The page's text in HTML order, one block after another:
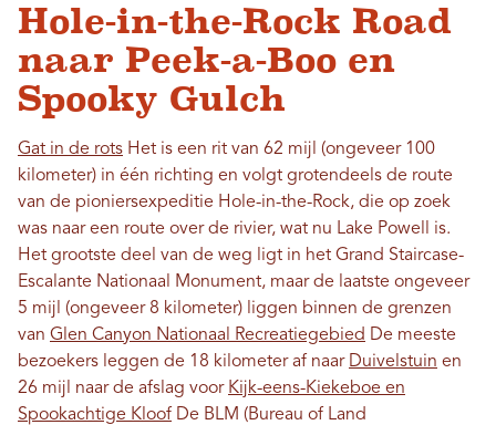
Hole-in-the-Rock Road
naar Peek-a-Boo en
Spooky Gulch
Gat in de rots Het is een rit van 62 mijl (ongeveer 100
kilometer) in één richting en volgt grotendeels de route
van de pioniersexpeditie Hole-in-the-Rock, die op zoek
was naar een route over de rivier, wat nu Lake Powell is.
Het grootste deel van de weg ligt in het Grand Staircase-
Escalante Nationaal Monument, maar de laatste ongeveer
5 mijl (ongeveer 8 kilometer) liggen binnen de grenzen
van Glen Canyon Nationaal Recreatiegebied De meeste
bezoekers leggen de 18 kilometer af naar Duivelstuin en
26 mijl naar de afslag voor Kijk-eens-Kiekeboe en
Spookachtige Kloof De BLM (Bureau of Land